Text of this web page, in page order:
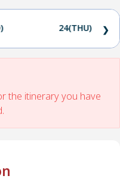
24(THU) ❯
the itinerary you have